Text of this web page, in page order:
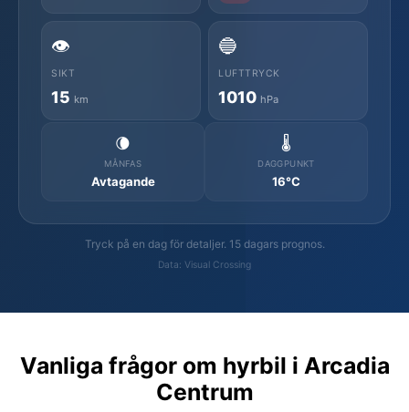
👁️
SIKT
15 km
🔵
LUFTTRYCK
1010 hPa
🌘
MÅNFAS
Avtagande
🌡️
DAGGPUNKT
16°C
Tryck på en dag för detaljer. 15 dagars prognos.
Data: Visual Crossing
Vanliga frågor om hyrbil i Arcadia
Centrum